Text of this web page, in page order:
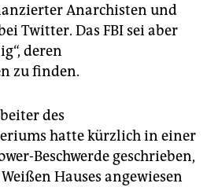
Anarchisten und
Twitter. Das FBI sei aber
deren
zu finden.
des
hatte kürzlich in einer
Beschwerde geschrieben,
Hauses angewiesen